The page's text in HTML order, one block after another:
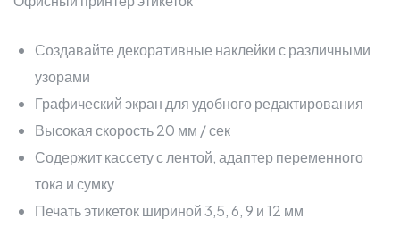
Создавайте декоративные наклейки с различными
узорами
Графический экран для удобного редактирования
Высокая скорость 20 мм / сек
Содержит кассету с лентой, адаптер переменного
тока и сумку
Печать этикеток шириной 3,5, 6, 9 и 12 мм